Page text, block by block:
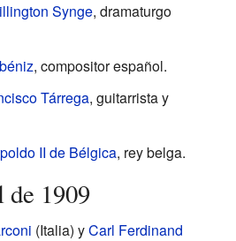
Synge, dramaturgo
, compositor español.
Tárrega, guitarrista y
II de Bélgica, rey belga.
de 1909
(Italia) yCarl Ferdinand